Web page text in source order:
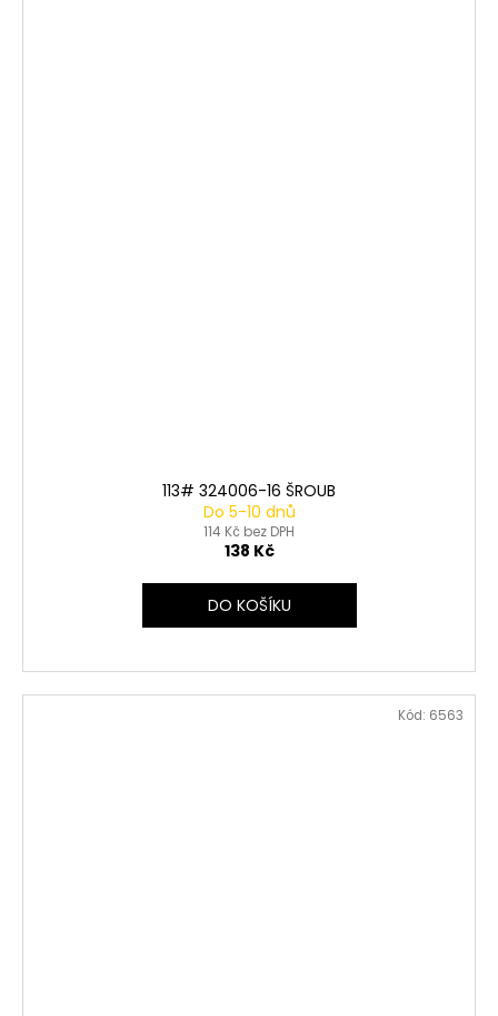
113# 324006-16 ŠROUB
Do 5-10 dnů
114 Kč bez DPH
138 Kč
DO KOŠÍKU
Kód: 6563